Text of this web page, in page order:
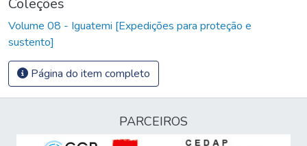
Volume 08 - Iguatemi [Expedições para proteção e
sustento]
Página do item completo
PARCEIROS